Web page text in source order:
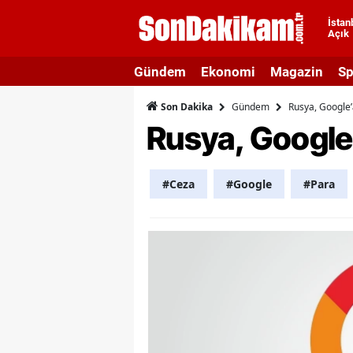
Açık
Gündem Ekonomi Magazin
Son Dakika Gündem Rusya,
Rusya,
#Ceza #Google #Para